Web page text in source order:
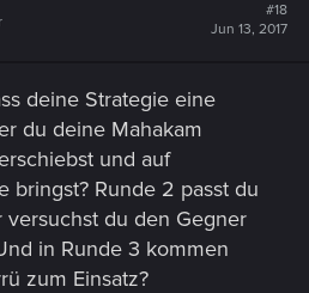
#18
Jun 13, 2017
deine Strategie eine
du deine Mahakam
und auf
bringst? Runde 2 passt du
versuchst du den Gegner
in Runde 3 kommen
zum Einsatz?